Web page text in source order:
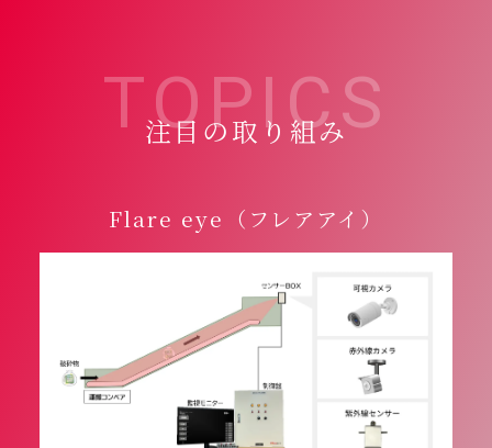
TOPICS
注目の取り組み
Flare eye（フレアアイ）